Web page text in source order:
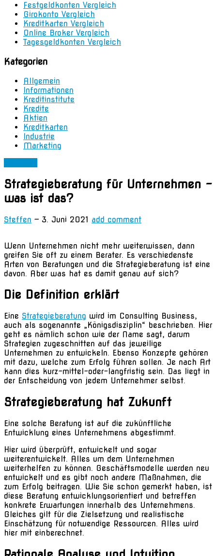
Festgeldkonten Vergleich
Girokonto Vergleich
Kreditkarten Vergleich
Online Broker Vergleich
Tagesgeldkonten Vergleich
Kategorien
Allgemein
Informationen
Kreditinstitute
Kredite
Aktien
Kreditkarten
Industrie
Marketing
Strategieberatung für Unternehmen –
was ist das?
Steffen — 3. Juni 2021 add comment
Wenn Unternehmen nicht mehr weiterwissen, dann
greifen Sie oft zu einem Berater. Es verschiedenste
Arten von Beratungen und die Strategieberatung ist eine
davon. Aber was hat es damit genau auf sich?
Die Definition erklärt
Eine Strategieberatung wird im Consulting Business,
auch als sogenannte „Königsdisziplin“ beschrieben. Hier
geht es nämlich schon wie der Name sagt, darum
Strategien zugeschnitten auf das jeweilige
Unternehmen zu entwickeln. Ebenso Konzepte gehören
mit dazu, welche zum Erfolg führen sollen. Je nach Art
kann dies kurz-mittel-oder-langfristig sein. Das liegt in
der Entscheidung von jedem Unternehmer selbst.
Strategieberatung hat Zukunft
Eine solche Beratung ist auf die zukünftliche
Entwicklung eines Unternehmens abgestimmt.
Hier wird überprüft, entwickelt und sogar
weiterentwickelt. Alles um dem Unternehmen
weiterhelfen zu können. Geschäftsmodelle werden neu
entwickelt und es gibt noch andere Maßnahmen, die
zum Erfolg beitragen. Wie Sie schon gemerkt haben, ist
diese Beratung entwicklungsorientiert und betreffen
konkrete Erwartungen innerhalb des Unternehmens.
Gleiches gilt für die Zielsetzung und realistische
Einschätzung für notwendige Ressourcen. Alles wird
hier mit einberechnet.